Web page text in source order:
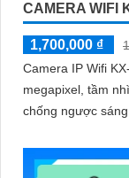
CAMERA WIFI
1,700,000 ₫
Camera IP Wifi
megapixel, tầm
chống ngược